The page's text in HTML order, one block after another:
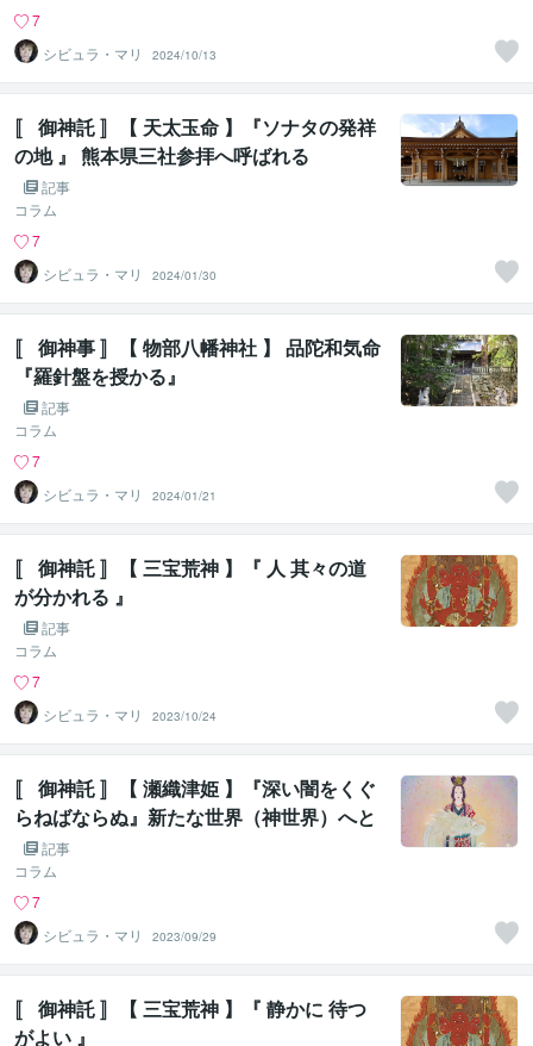
7
シビュラ・マリ
2024/10/13
〚 御神託 〛【 天太玉命 】『ソナタの発祥
の地 』 熊本県三社参拝へ呼ばれる
記事
コラム
7
シビュラ・マリ
2024/01/30
〚 御神事 〛【 物部八幡神社 】 品陀和気命
『羅針盤を授かる』
記事
コラム
7
シビュラ・マリ
2024/01/21
〚 御神託 〛【 三宝荒神 】『 人 其々の道
が分かれる 』
記事
コラム
7
シビュラ・マリ
2023/10/24
〚 御神託 〛【 瀬織津姫 】『深い闇をくぐ
らねばならぬ』新たな世界（神世界）へと
移行する為に
記事
コラム
7
シビュラ・マリ
2023/09/29
〚 御神託 〛【 三宝荒神 】『 静かに 待つ
がよい 』